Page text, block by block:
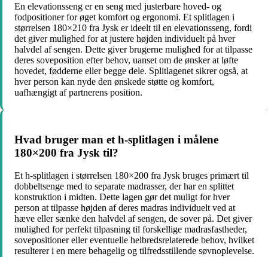
En elevationsseng er en seng med justerbare hoved- og
fodpositioner for øget komfort og ergonomi. Et splitlagen i
størrelsen 180×210 fra Jysk er ideelt til en elevationsseng, fordi
det giver mulighed for at justere højden individuelt på hver
halvdel af sengen. Dette giver brugerne mulighed for at tilpasse
deres soveposition efter behov, uanset om de ønsker at løfte
hovedet, fødderne eller begge dele. Splitlagenet sikrer også, at
hver person kan nyde den ønskede støtte og komfort,
uafhængigt af partnerens position.
Hvad bruger man et h-splitlagen i målene
180×200 fra Jysk til?
Et h-splitlagen i størrelsen 180×200 fra Jysk bruges primært til
dobbeltsenge med to separate madrasser, der har en splittet
konstruktion i midten. Dette lagen gør det muligt for hver
person at tilpasse højden af deres madras individuelt ved at
hæve eller sænke den halvdel af sengen, de sover på. Det giver
mulighed for perfekt tilpasning til forskellige madrasfastheder,
sovepositioner eller eventuelle helbredsrelaterede behov, hvilket
resulterer i en mere behagelig og tilfredsstillende søvnoplevelse.